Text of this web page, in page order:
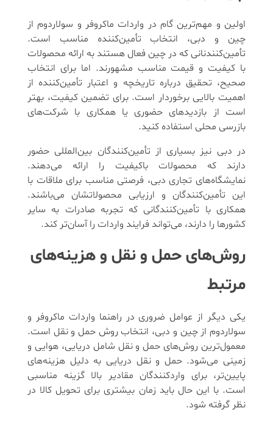
اولین و مهم‌ترین گام در واردات ماکروفر و سولاردوم از
چین و دبی، انتخاب تأمین‌کننده مناسب است.
تأمین‌کنندنانی که در چین فعال هستند به ارائه محصولات
با کیفیت و قیمت مناسب مشهورند. اما برای انتخاب
صحیح، تحقیق درباره تاریخچه و اعتبار تأمین‌کننده از
اهمیت بالایی برخوردار است. برای تضمین کیفیت، بهتر
است از بازدیدهای حضوری یا همکاری با شرکت‌های
بازرسی محلی استفاده کنید.
در دبی نیز بسیاری از تأمین‌کنندگان بین‌المللی حضور
دارند که محصولات باکیفیت را ارائه می‌دهند.
نمایشگاه‌های تجاری دبی، فرصتی مناسب برای ملاقات با
این تأمین‌کنندگان و ارزیابی محصولاتشان می‌باشند.
همکاری با تأمین‌کنندگانی که تجربه صادرات به سایر
کشورها را دارند، می‌تواند فرایند واردات را آسان‌تر کند.
روش‌های حمل و نقل و هزینه‌های
مرتبط
یکی دیگر از عوامل ضروری در راهنما واردات ماکروفر و
سولاردوم از چین و دبی، انتخاب روش حمل و نقل است.
معمول‌ترین روش‌های حمل و نقل شامل دریایی، هوایی و
زمینی می‌شود. حمل و نقل دریایی به دلیل هزینه‌های
پایین‌تر، برای واردکنندگان مقادیر بالا گزینه مناسبی
است. با این حال باید زمان بیشتری برای تحویل کالا در
نظر گرفته شود.